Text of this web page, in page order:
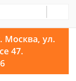
Москва, ул.
47.